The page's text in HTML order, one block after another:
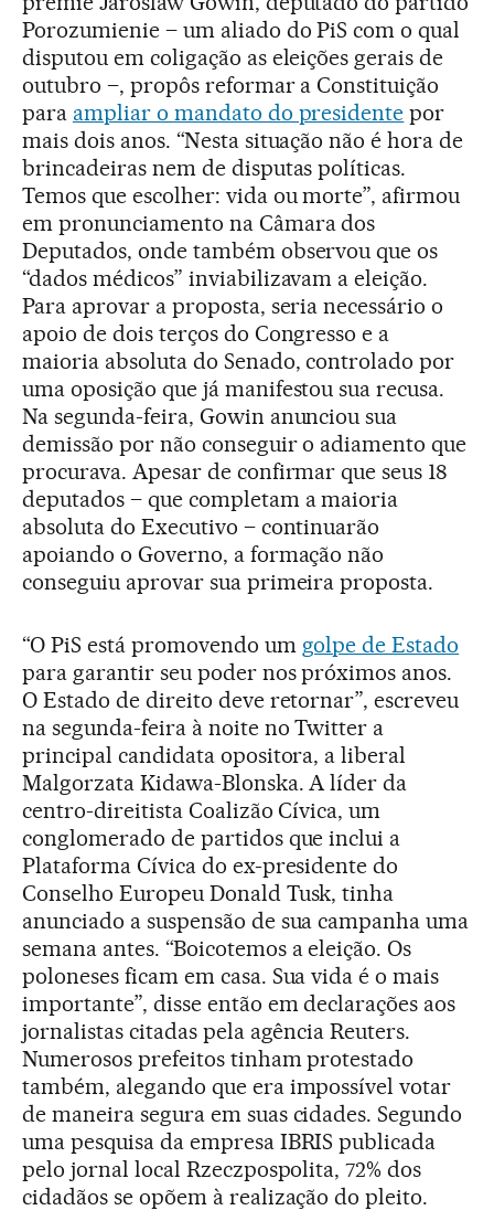
Porozumienie – um aliado do PiS com o qual
disputou em coligação as eleições gerais de
outubro –, propôs reformar a Constituição
para ampliar o mandato do presidente por
mais dois anos. “Nesta situação não é hora de
brincadeiras nem de disputas políticas.
Temos que escolher: vida ou morte”, afirmou
em pronunciamento na Câmara dos
Deputados, onde também observou que os
“dados médicos” inviabilizavam a eleição.
Para aprovar a proposta, seria necessário o
apoio de dois terços do Congresso e a
maioria absoluta do Senado, controlado por
uma oposição que já manifestou sua recusa.
Na segunda-feira, Gowin anunciou sua
demissão por não conseguir o adiamento que
procurava. Apesar de confirmar que seus 18
deputados – que completam a maioria
absoluta do Executivo – continuarão
apoiando o Governo, a formação não
conseguiu aprovar sua primeira proposta.
“O PiS está promovendo um golpe de Estado
para garantir seu poder nos próximos anos.
O Estado de direito deve retornar”, escreveu
na segunda-feira à noite no Twitter a
principal candidata opositora, a liberal
Malgorzata Kidawa-Blonska. A líder da
centro-direitista Coalizão Cívica, um
conglomerado de partidos que inclui a
Plataforma Cívica do ex-presidente do
Conselho Europeu Donald Tusk, tinha
anunciado a suspensão de sua campanha uma
semana antes. “Boicotemos a eleição. Os
poloneses ficam em casa. Sua vida é o mais
importante”, disse então em declarações aos
jornalistas citadas pela agência Reuters.
Numerosos prefeitos tinham protestado
também, alegando que era impossível votar
de maneira segura em suas cidades. Segundo
uma pesquisa da empresa IBRIS publicada
pelo jornal local Rzeczpospolita, 72% dos
cidadãos se opõem à realização do pleito.